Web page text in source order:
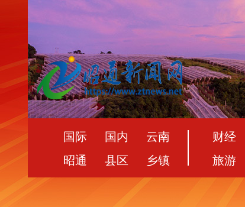
国际 国内
云南
昭通
县区 乡镇
财经
旅游